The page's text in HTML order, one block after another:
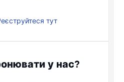
тут
у нас?